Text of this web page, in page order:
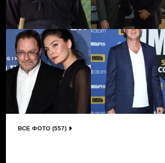
ВСЕ ФОТО (557)